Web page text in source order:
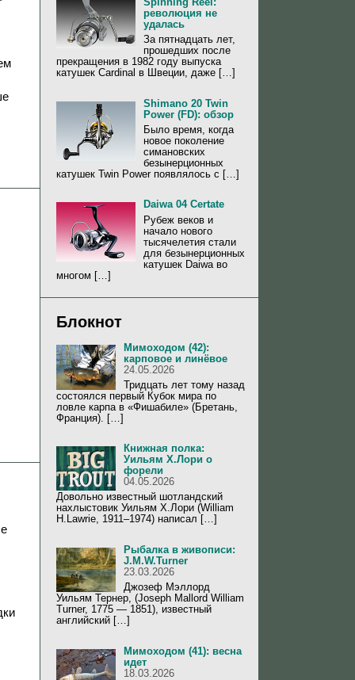
революция не
удалась
За пятнадцать лет,
прошедших после
прекращения в 1982 году выпуска
катушек Cardinal в Швеции, даже […]
Shimano 20 Twin
Power (FD): обзор
Было время, когда
новое поколение
симановских
безынерционных
катушек Twin Power появлялось с […]
Daiwa 04 Certate
Рубеж веков и
начало нового
тысячелетия стали
для безынерционных
катушек Daiwa во
многом […]
Блокнот
Мимоходом (42):
карповое и линёвое
24.05.2026
Тридцать лет тому назад
состоялся первый Кубок мира по
ловле карпа в «Фишабиле» (Бретань,
Франция). […]
Книжная полка:
Уильям Х.Лори о
форели
04.05.2026
Довольно известный шотландский
нахлыстовик Уильям Х.Лори (William
H.Lawrie, 1911–1974) написал […]
Рыбалка в живописи:
J.M.W.Turner
23.03.2026
Джозеф Мэллорд
Уильям Тернер, (Joseph Mallord William
Turner, 1775 — 1851), известный
английский […]
Мимоходом (41): весна
идет
18.03.2026